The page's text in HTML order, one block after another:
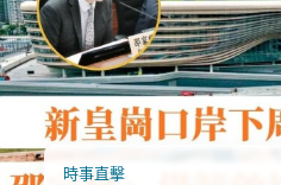
時事直擊